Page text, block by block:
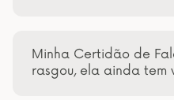
Minha Certidão de
rasgou, ela ainda tem